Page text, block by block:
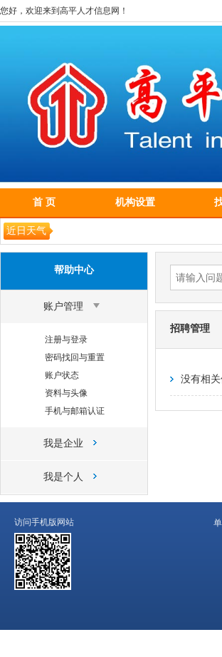
您好，欢迎来到高平人才信息网！
首 页 机构设置
近日天气
帮助中心
账户管理
注册与登录
密码找回与重置
账户状态
资料与头像
手机与邮箱认证
我是企业
我是个人
招聘管理
没有相关
访问手机版网站